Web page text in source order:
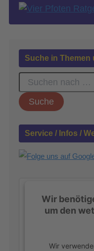
Suche in
S
c
h
n
c
Service / Infos /
Wir
um den
Wir